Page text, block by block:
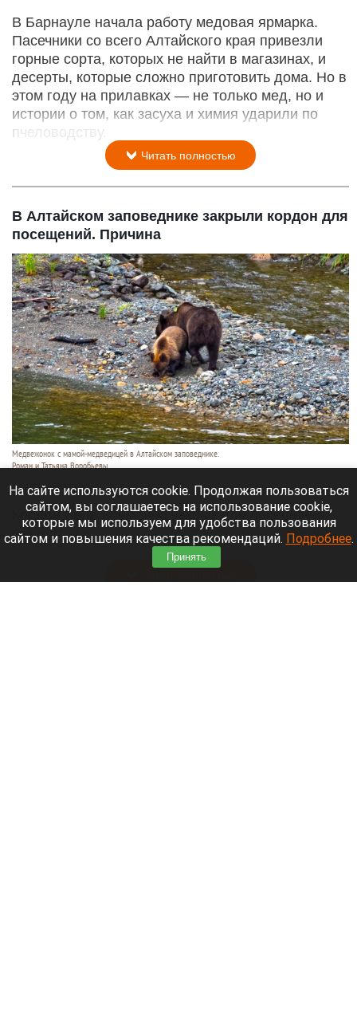
В Барнауле начала работу медовая ярмарка.
Пасечники со всего Алтайского края привезли
горные сорта, которых не найти в магазинах, и
десерты, которые сложно приготовить дома. Но в
этом году на прилавках — не только мед, но и
истории о том, как засуха и химия ударили по
пчеловодству.
Читать полностью
В Алтайском заповеднике закрыли кордон для
посещений. Причина
Медвежонок с мамой-медведицей в Алтайском заповеднике.
Роман и Татьяна Воробьевы
5 августа 2026 в 14:00
Кордон Беле временно закрыт для посещения,
говорится всообщенииАлтайского биосферного
На сайте используются cookie. Продолжая пользоваться
сайтом, вы соглашаетесь на использование cookie,
которые мы используем для удобства пользования
сайтом и повышения качества рекомендаций. Подробнее.
Принять